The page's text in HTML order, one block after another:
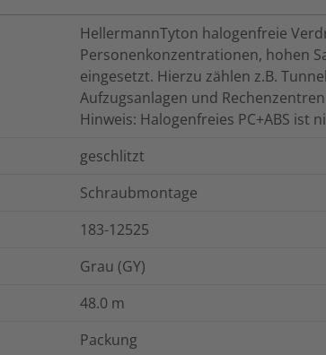
HellermannTyton halogenfreie
Personenkonzentrationen, hohen
eingesetzt. Hierzu zählen z.B.
Aufzugsanlagen und
Hinweis: Halogenfreies PC+ABS ist
geschlitzt
Schraubmontage
183-12525
Grau (GY)
48.0 m
Packung